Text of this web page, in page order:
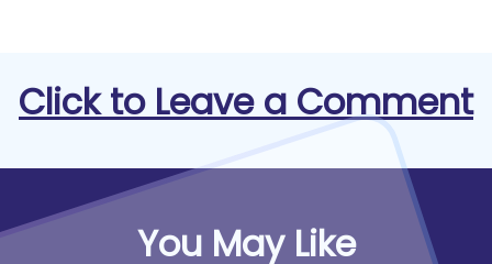
Click to Leave a Comment
You May Like